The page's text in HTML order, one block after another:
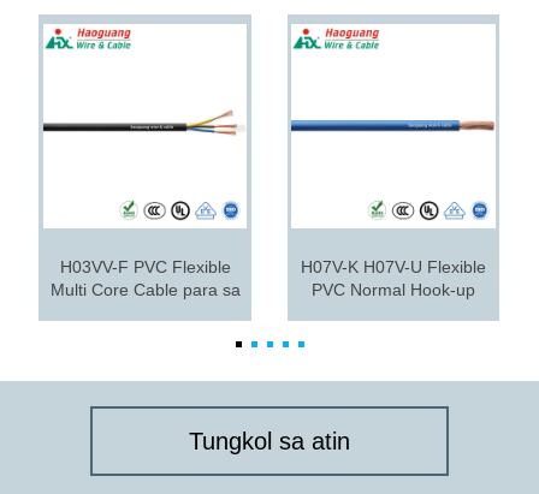
H03VV-F PVC Flexible
Multi Core Cable para sa
H07V-K H07V-U Flexible
PVC Normal Hook-up
Tungkol sa atin